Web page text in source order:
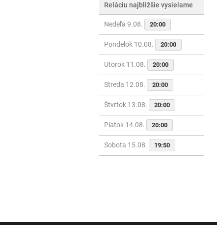
Reláciu najbližšie vysielame
Nedeľa 9.08. 20:00
Pondelok 10.08. 20:00
Utorok 11.08. 20:00
Streda 12.08. 20:00
Štvrtok 13.08. 20:00
Piatok 14.08. 20:00
Sobota 15.08. 19:50